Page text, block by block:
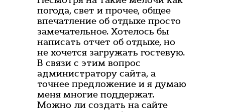
погода, свет и прочее, общее
впечатление об отдыхе просто
замечательное. Хотелось бы
написать отчет об отдыхе, но
не хочется загружать гостевую.
В связи с этим вопрос
администратору сайта, а
точнее предложение и я думаю
меня многие поддержат.
Можно ли создать на сайте